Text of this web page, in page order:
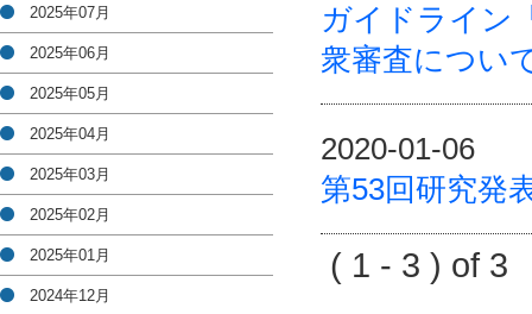
ガイドライン
衆審査につい
2020-01-06
第53回研究発
( 1 - 3 ) of
2025年07月
2025年06月
2025年05月
2025年04月
2025年03月
2025年02月
2025年01月
2024年12月